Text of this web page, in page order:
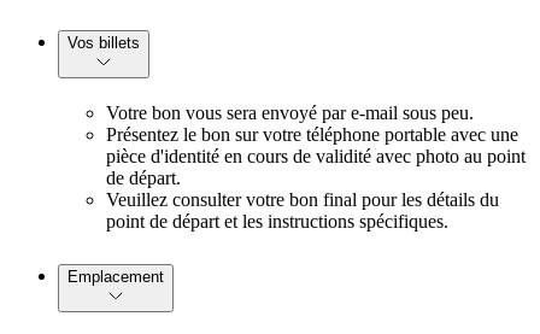
Vos billets
Votre bon vous sera envoyé par e-mail sous peu.
Présentez le bon sur votre téléphone portable avec une
pièce d'identité en cours de validité avec photo au point
de départ.
Veuillez consulter votre bon final pour les détails du
point de départ et les instructions spécifiques.
Emplacement